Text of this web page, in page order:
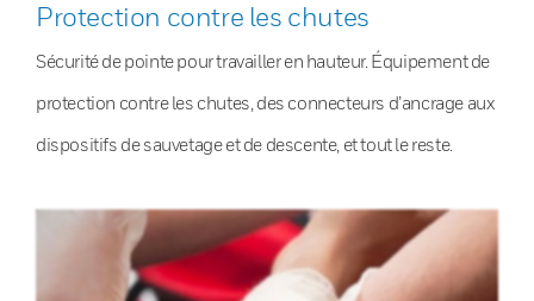
Protection contre les chutes
Sécurité de pointe pour travailler en hauteur. Équipement de
protection contre les chutes, des connecteurs d’ancrage aux
dispositifs de sauvetage et de descente, et tout le reste.